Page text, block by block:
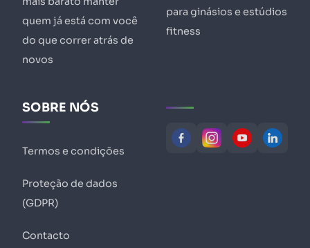
quem já está com você
do que correr atrás de
novos
para ginásios e estúdios
fitness
SOBRE NÓS
Termos e condições
Proteção de dados
(GDPR)
Contacto